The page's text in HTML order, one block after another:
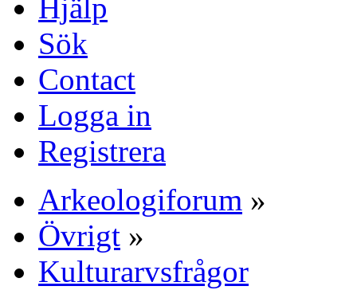
Hjälp
Sök
Contact
Logga in
Registrera
Arkeologiforum »
Övrigt »
Kulturarvsfrågor